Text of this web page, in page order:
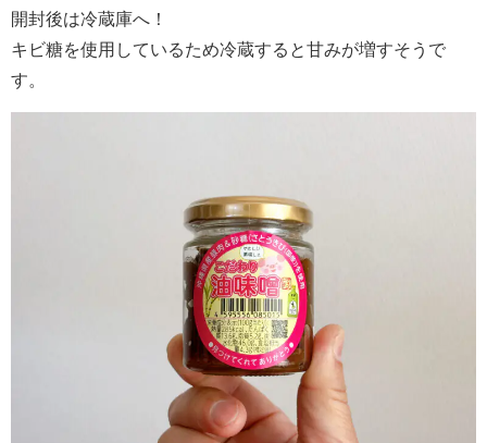
開封後は冷蔵庫へ！
キビ糖を使用しているため冷蔵すると甘みが増すそうで
す。